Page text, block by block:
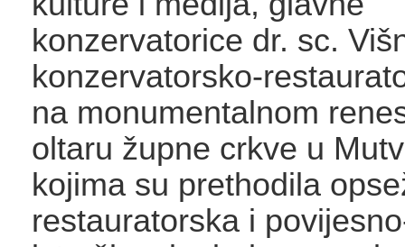
konzervatorice dr. sc.
konzervatorsko-
na monumentalnom
oltaru župne crkve u
kojima su prethodila
restauratorska i